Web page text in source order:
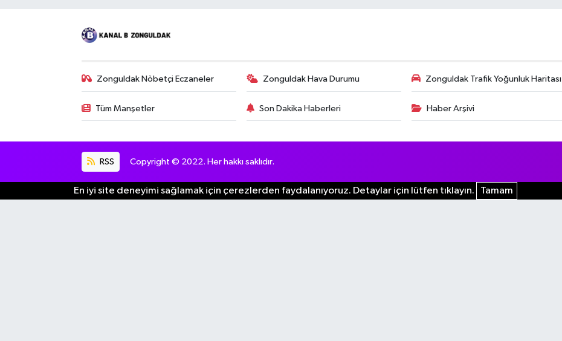
Zonguldak Nöbetçi Eczaneler Zonguldak Hava Durumu Zonguldak Trafik Yoğunluk Haritası
Tüm Manşetler Son Dakika Haberleri Haber Arşivi
RSS Copyright © 2022. Her hakkı saklıdır.
En iyi site deneyimi sağlamak için çerezlerden faydalanıyoruz. Detaylar için lütfen tıklayın. Tamam